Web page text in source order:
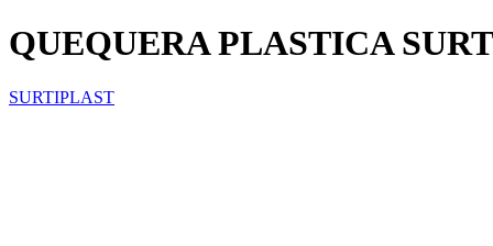
QUEQUERA PLASTICA
SURTIPLAST